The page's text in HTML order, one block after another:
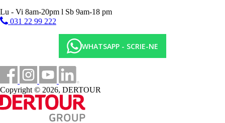
Lu - Vi 8am-20pm l Sb 9am-18 pm
031 22 99 222
WHATSAPP - SCRIE-NE
Copyright © 2026, DERTOUR